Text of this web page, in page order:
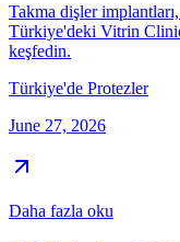
Takma dişler
Türkiye'deki Vitrin
keşfedin.
Türkiye'de Protezler
June 27, 2026
Daha fazla oku